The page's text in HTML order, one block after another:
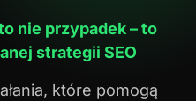
nie przypadek – to
strategii SEO
które pomogą